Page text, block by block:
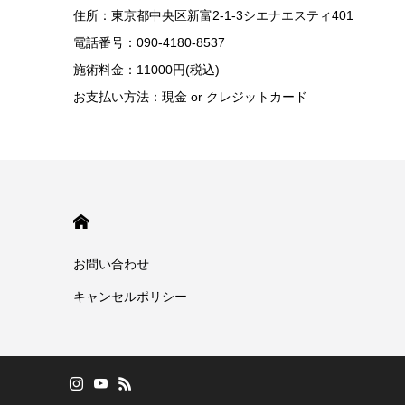
住所：東京都中央区新富2-1-3シエナエスティ401
電話番号：090-4180-8537
施術料金：11000円(税込)
お支払い方法：現金 or クレジットカード
お問い合わせ
キャンセルポリシー